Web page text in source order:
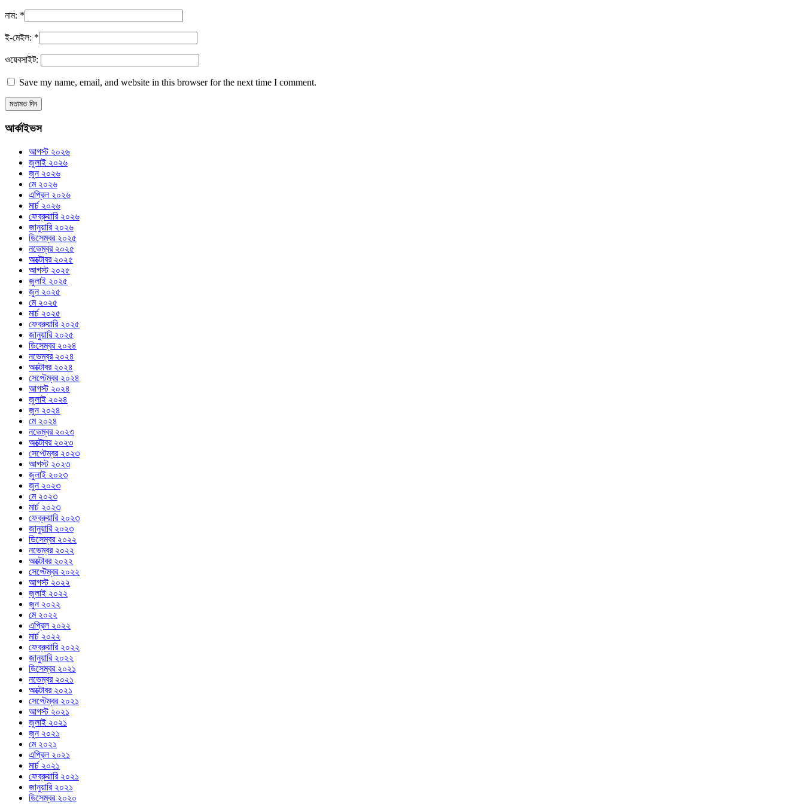
নাম: *
ই-মেইল: *
ওয়েবসাইট:
Save my name, email, and website in this browser for the next time I comment.
আর্কাইভস
আগস্ট ২০২৬
জুলাই ২০২৬
জুন ২০২৬
মে ২০২৬
এপ্রিল ২০২৬
মার্চ ২০২৬
ফেব্রুয়ারি ২০২৬
জানুয়ারি ২০২৬
ডিসেম্বর ২০২৫
নভেম্বর ২০২৫
অক্টোবর ২০২৫
আগস্ট ২০২৫
জুলাই ২০২৫
জুন ২০২৫
মে ২০২৫
মার্চ ২০২৫
ফেব্রুয়ারি ২০২৫
জানুয়ারি ২০২৫
ডিসেম্বর ২০২৪
নভেম্বর ২০২৪
অক্টোবর ২০২৪
সেপ্টেম্বর ২০২৪
আগস্ট ২০২৪
জুলাই ২০২৪
জুন ২০২৪
মে ২০২৪
নভেম্বর ২০২৩
অক্টোবর ২০২৩
সেপ্টেম্বর ২০২৩
আগস্ট ২০২৩
জুলাই ২০২৩
জুন ২০২৩
মে ২০২৩
মার্চ ২০২৩
ফেব্রুয়ারি ২০২৩
জানুয়ারি ২০২৩
ডিসেম্বর ২০২২
নভেম্বর ২০২২
অক্টোবর ২০২২
সেপ্টেম্বর ২০২২
আগস্ট ২০২২
জুলাই ২০২২
জুন ২০২২
মে ২০২২
এপ্রিল ২০২২
মার্চ ২০২২
ফেব্রুয়ারি ২০২২
জানুয়ারি ২০২২
ডিসেম্বর ২০২১
নভেম্বর ২০২১
অক্টোবর ২০২১
সেপ্টেম্বর ২০২১
আগস্ট ২০২১
জুলাই ২০২১
জুন ২০২১
মে ২০২১
এপ্রিল ২০২১
মার্চ ২০২১
ফেব্রুয়ারি ২০২১
জানুয়ারি ২০২১
ডিসেম্বর ২০২০